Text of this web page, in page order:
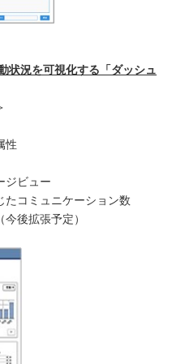
状況を可視化する「ダッシュ
性
ジビュー
たコミュニケーション数
今後拡張予定）